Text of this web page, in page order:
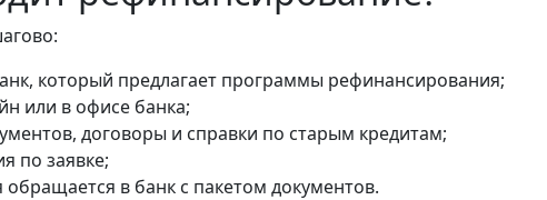
который предлагает программы рефинансирования;
или в офисе банка;
договоры и справки по старым кредитам;
по заявке;
обращается в банк с пакетом документов.